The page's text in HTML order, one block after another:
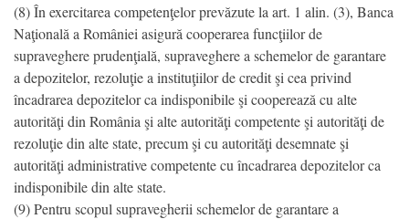
(8) În exercitarea competenţelor prevăzute la art. 1 alin. (3), Banca
Naţională a României asigură cooperarea funcţiilor de
supraveghere prudenţială, supraveghere a schemelor de garantare
a depozitelor, rezoluţie a instituţiilor de credit şi cea privind
încadrarea depozitelor ca indisponibile şi cooperează cu alte
autorităţi din România şi alte autorităţi competente şi autorităţi de
rezoluţie din alte state, precum şi cu autorităţi desemnate şi
autorităţi administrative competente cu încadrarea depozitelor ca
indisponibile din alte state.
(9) Pentru scopul supravegherii schemelor de garantare a